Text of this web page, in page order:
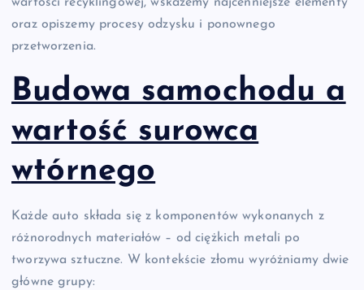
oraz opiszemy procesy odzysku i ponownego
przetworzenia.
Budowa samochodu a
wartość surowca
wtórnego
Każde auto składa się z komponentów wykonanych z
różnorodnych materiałów – od ciężkich metali po
tworzywa sztuczne. W kontekście złomu wyróżniamy dwie
główne grupy: